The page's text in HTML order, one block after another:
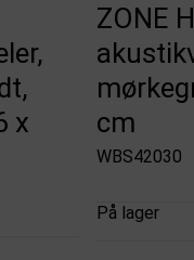
x
ZONE
cm
WBS42030
På lager